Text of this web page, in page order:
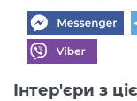
Інтер'єри з